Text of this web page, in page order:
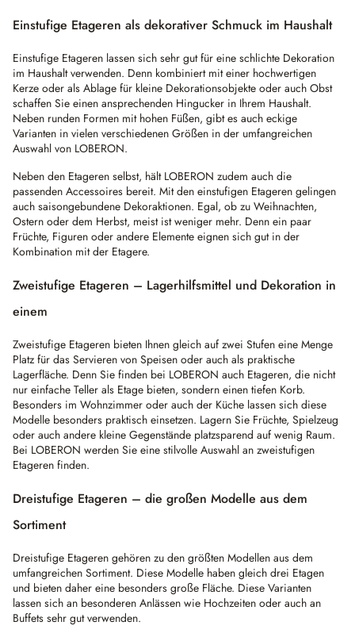
Einstufige Etageren als dekorativer Schmuck im Haushalt
Einstufige Etageren lassen sich sehr gut für eine schlichte Dekoration
im Haushalt verwenden. Denn kombiniert mit einer hochwertigen
Kerze oder als Ablage für kleine Dekorationsobjekte oder auch Obst
schaffen Sie einen ansprechenden Hingucker in Ihrem Haushalt.
Neben runden Formen mit hohen Füßen, gibt es auch eckige
Varianten in vielen verschiedenen Größen in der umfangreichen
Auswahl von LOBERON.
Neben den Etageren selbst, hält LOBERON zudem auch die
passenden Accessoires bereit. Mit den einstufigen Etageren gelingen
auch saisongebundene Dekoraktionen. Egal, ob zu Weihnachten,
Ostern oder dem Herbst, meist ist weniger mehr. Denn ein paar
Früchte, Figuren oder andere Elemente eignen sich gut in der
Kombination mit der Etagere.
Zweistufige Etageren – Lagerhilfsmittel und Dekoration in
einem
Zweistufige Etageren bieten Ihnen gleich auf zwei Stufen eine Menge
Platz für das Servieren von Speisen oder auch als praktische
Lagerfläche. Denn Sie finden bei LOBERON auch Etageren, die nicht
nur einfache Teller als Etage bieten, sondern einen tiefen Korb.
Besonders im Wohnzimmer oder auch der Küche lassen sich diese
Modelle besonders praktisch einsetzen. Lagern Sie Früchte, Spielzeug
oder auch andere kleine Gegenstände platzsparend auf wenig Raum.
Bei LOBERON werden Sie eine stilvolle Auswahl an zweistufigen
Etageren finden.
Dreistufige Etageren – die großen Modelle aus dem
Sortiment
Dreistufige Etageren gehören zu den größten Modellen aus dem
umfangreichen Sortiment. Diese Modelle haben gleich drei Etagen
und bieten daher eine besonders große Fläche. Diese Varianten
lassen sich an besonderen Anlässen wie Hochzeiten oder auch an
Buffets sehr gut verwenden.